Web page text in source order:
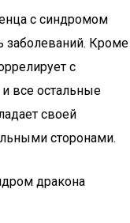
с синдромом
заболеваний. Кроме
с
все остальные
своей
сторонами.
дракона